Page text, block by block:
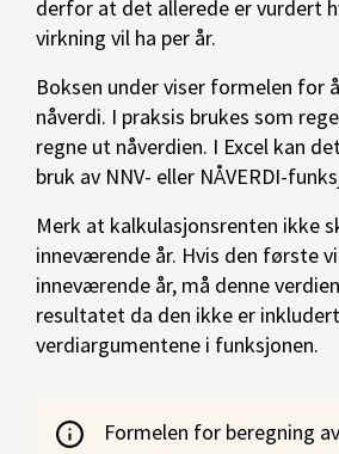
derfor at det allerede er vurdert
virkning vil ha per år.
Boksen under viser formelen for
nåverdi. I praksis brukes som
regne ut nåverdien. I Excel kan
bruk av NNV- eller NÅVERDI-
Merk at kalkulasjonsrenten ikke
inneværende år. Hvis den første
inneværende år, må denne
resultatet da den ikke er
verdiargumentene i funksjonen.
Formelen for beregning